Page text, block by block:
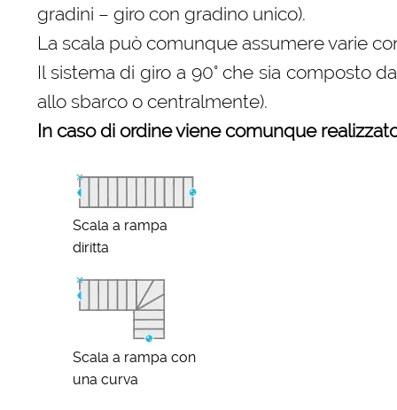
gradini – giro con gradino unico).
La scala può comunque assumere varie
Il sistema di giro a 90° che sia composto
allo sbarco o centralmente).
In caso di ordine viene comunque
Scala a rampa
diritta
Scala a rampa con
una curva